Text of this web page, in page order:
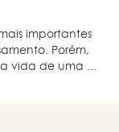
importantes
Porém,
vida de uma ...